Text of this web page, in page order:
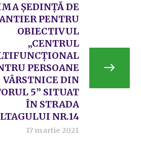
ȘEDINȚĂ DE
PENTRU
OBIECTIVUL
„CENTRUL
PERSOANE
VÂRSTNICE DIN
5” SITUAT
ÎN STRADA
NR.14
17 martie 2021